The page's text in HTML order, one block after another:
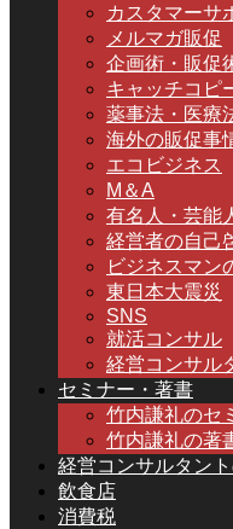
カスタマーサ
メルマガ販促
企画術・販促
キャッチコピ
薬事法・医療
海外の販促事
エコビジネス
M＆A
有名人・芸能
経営者の自己
ビジネスマン
東日本大震災
SNS
就活コンサル
経営コンサル
セミナー・著書
竹内謙礼のセ
竹内謙礼の著
経営コンサルタン
飲食店
消費税